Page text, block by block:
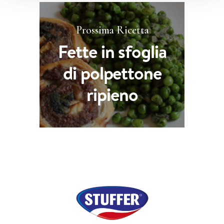
Prossima Ricetta
Fette in sfoglia
di polpettone
ripieno